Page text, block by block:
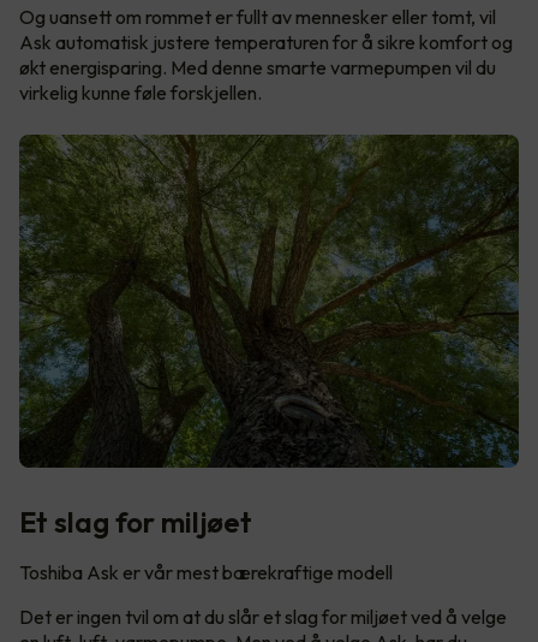
Og uansett om rommet er fullt av mennesker eller tomt, vil
Ask automatisk justere temperaturen for å sikre komfort og
økt energisparing. Med denne smarte varmepumpen vil du
virkelig kunne føle forskjellen.
Et slag for miljøet
Toshiba Ask er vår mest bærekraftige modell
Det er ingen tvil om at du slår et slag for miljøet ved å velge